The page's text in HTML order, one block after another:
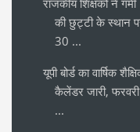
की छुट्टी के स्थान
30 ...
यूपी बोर्ड का वार्षिक
कैलेंडर जारी, फरवरी
...